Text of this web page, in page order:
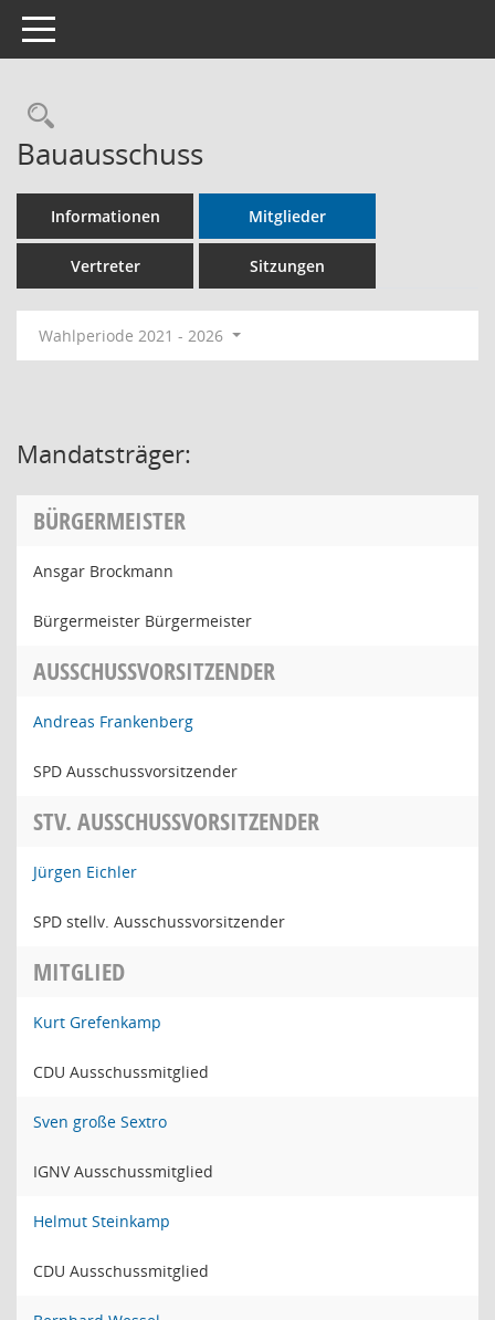
Toggle navigation
Rechercheauswahl
Bauausschuss
Informationen Mitglieder
Vertreter Sitzungen
Wahlperiode 2021 - 2026
Mandatsträger:
BÜRGERMEISTER
Ansgar Brockmann
Bürgermeister Bürgermeister
AUSSCHUSSVORSITZENDER
Andreas Frankenberg
SPD Ausschussvorsitzender
STV. AUSSCHUSSVORSITZENDER
Jürgen Eichler
SPD stellv. Ausschussvorsitzender
MITGLIED
Kurt Grefenkamp
CDU Ausschussmitglied
Sven große Sextro
IGNV Ausschussmitglied
Helmut Steinkamp
CDU Ausschussmitglied